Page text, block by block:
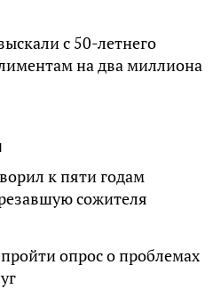
с 50-летнего
на два миллиона
к пяти годам
сожителя
опрос о проблемах